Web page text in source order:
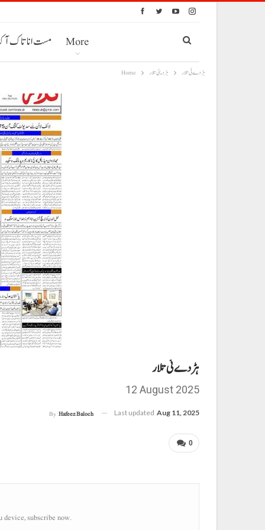
مست انا تاک More
Home ہڑدیئی تلار ہڑدے ئی تلار
ہڑدے ئی تلار
12 August 2025
By Hafeez Baloch Last updated Aug 11, 2025
0
subscribe now.